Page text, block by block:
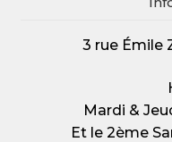
3 rue Émile
Mardi &
Et le 2ème